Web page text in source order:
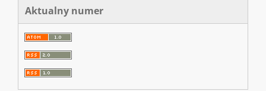
Aktualny numer